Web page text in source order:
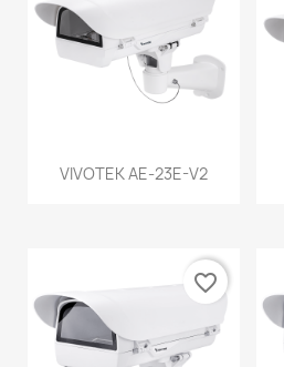
VIVOTEK AE-23E-V2
favorite_border